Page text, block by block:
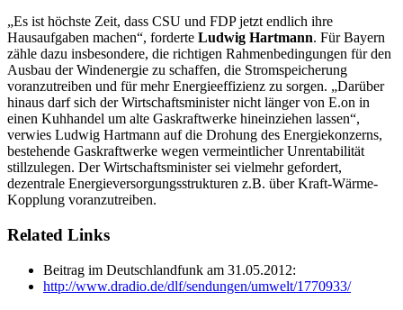
„Es ist höchste Zeit, dass CSU und FDP jetzt endlich ihre
Hausaufgaben machen“, forderte Ludwig Hartmann. Für Bayern
zähle dazu insbesondere, die richtigen Rahmenbedingungen für den
Ausbau der Windenergie zu schaffen, die Stromspeicherung
voranzutreiben und für mehr Energieeffizienz zu sorgen. „Darüber
hinaus darf sich der Wirtschaftsminister nicht länger von E.on in
einen Kuhhandel um alte Gaskraftwerke hineinziehen lassen“,
verwies Ludwig Hartmann auf die Drohung des Energiekonzerns,
bestehende Gaskraftwerke wegen vermeintlicher Unrentabilität
stillzulegen. Der Wirtschaftsminister sei vielmehr gefordert,
dezentrale Energieversorgungsstrukturen z.B. über Kraft-Wärme-
Kopplung voranzutreiben.
Related Links
Beitrag im Deutschlandfunk am 31.05.2012:
http://www.dradio.de/dlf/sendungen/umwelt/1770933/